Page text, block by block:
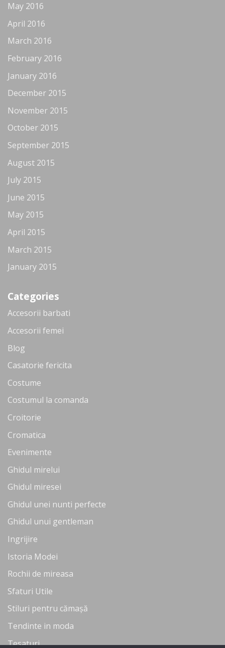
May 2016
April 2016
March 2016
February 2016
January 2016
December 2015
November 2015
October 2015
September 2015
August 2015
July 2015
June 2015
May 2015
April 2015
March 2015
January 2015
Categories
Accesorii barbati
Accesorii femei
Blog
Casatorie fericita
Costume
Costumul la comanda
Croitorie
Cromatica
Evenimente
Ghidul mirelui
Ghidul miresei
Ghidul unei nunti perfecte
Ghidul unui gentleman
Ingrijire
Istoria Modei
Rochii de mireasa
Sfaturi Utile
Stiluri pentru cămașă
Tendinte in moda
Tesaturi